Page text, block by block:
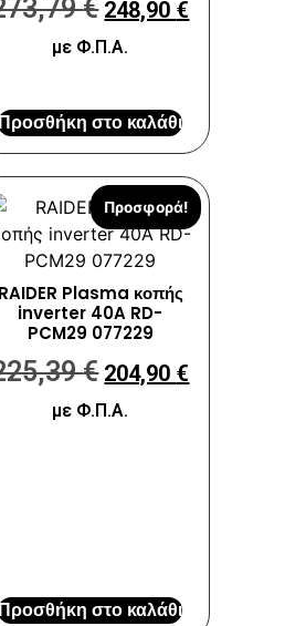
€ 248,90 €
με Φ.Π.Α.
στο καλάθι
Προσφορά!
RAIDER Plasma κοπής
inverter 40A RD-
PCM29 077229
€ 204,90 €
με Φ.Π.Α.
στο καλάθι